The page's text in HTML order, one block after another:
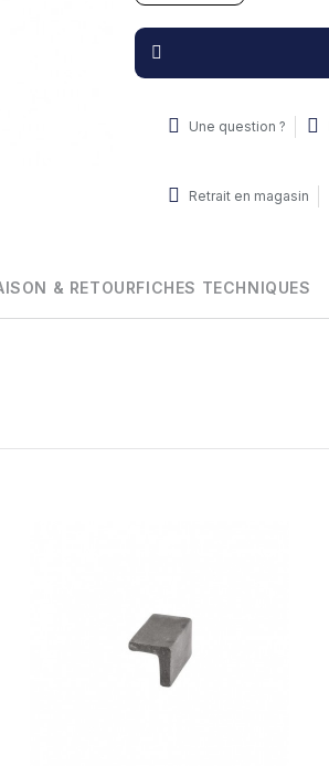
Une question ?
Retrait en magasin
& RETOURFICHES TECHNIQUES